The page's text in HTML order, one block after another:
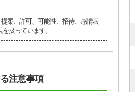
案、許可、可能性、招待、感情表
扱っています。
注意事項